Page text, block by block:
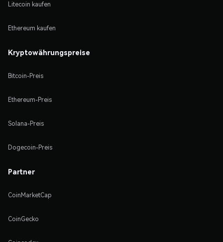
Litecoin kaufen
Ethereum kaufen
Kryptowährungspreise
Bitcoin-Preis
Ethereum-Preis
Solana-Preis
Dogecoin-Preis
Partner
CoinMarketCap
CoinGecko